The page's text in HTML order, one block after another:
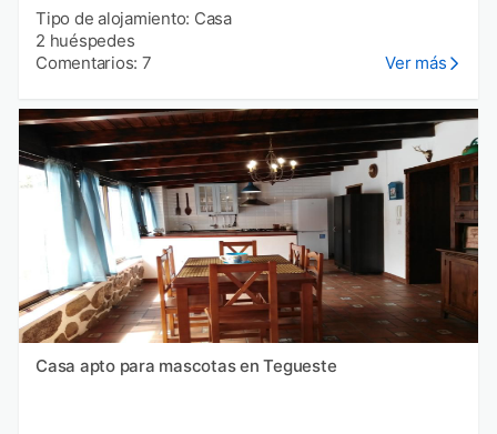
Tipo de alojamiento: Casa
2 huéspedes
Comentarios: 7
Ver más
Casa apto para mascotas en Tegueste